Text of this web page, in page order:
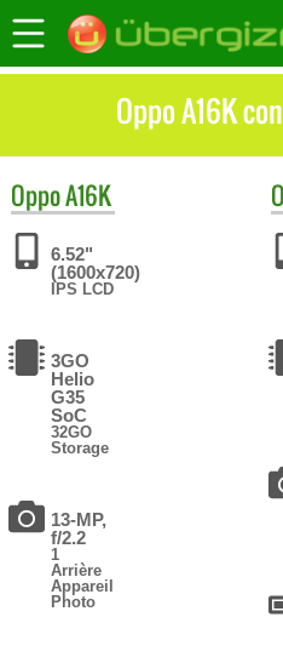
Oppo A16K
OppoA16K
6.52"
(1600x720)
IPS LCD
3GO
Helio
G35
SoC
32GO
Storage
13-MP,
f/2.2
1
Arrière
Appareil
Photo